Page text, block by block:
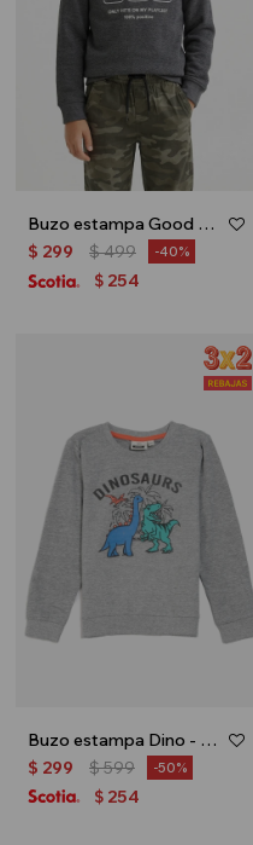
Buzo estampa Good Vibes - Gris oscuro
$ 299 $499 40
$ 254
Buzo estampa Dino - Gris melange
$ 299 $599 50
$ 254